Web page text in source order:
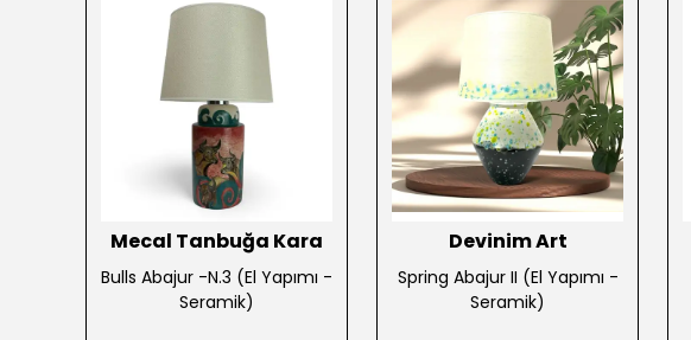
Mecal Tanbuğa Kara
Bulls Abajur -N.3 (El Yapımı -
Seramik)
Devinim Art
Spring Abajur II (El Yapımı -
Seramik)